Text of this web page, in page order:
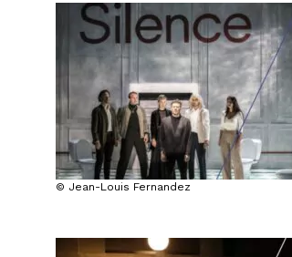
© Jean-Louis Fernandez